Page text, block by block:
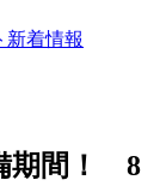
新着情報
期間！ 8